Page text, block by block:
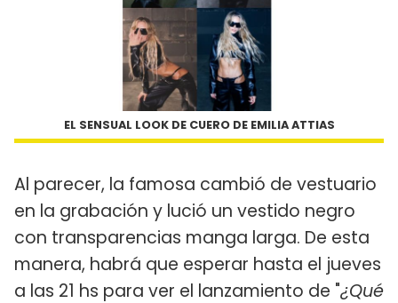
EL SENSUAL LOOK DE CUERO DE EMILIA ATTIAS
Al parecer, la famosa cambió de vestuario
en la grabación y lució un vestido negro
con transparencias manga larga. De esta
manera, habrá que esperar hasta el jueves
a las 21 hs para ver el lanzamiento de "¿Qué